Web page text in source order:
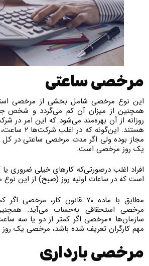
مرخصی ساعتی
این نوع مرخصی شامل بخشی از مرخصی
همچنین از میزان آن کم می‌گردد و شخص
روزانه از آن بهره‌مند می‌شود که این امر در
یک روز مرخصی است.
افراد اغلب درصورتی‌که کارهای خیلی ضروری یا
است که در ساعات اولیه روز (صبح) از این نوع
مطابق با ماده ۷۰ قانون کار،
مرخصی استحقاقی به‌حساب می‌آید.
سازمان‌ها «مرخصی اگر کمتر از دو یا سه
مهم کارگران تعریف شده باشد، مرخصی یک روز
مرخصی بارداری